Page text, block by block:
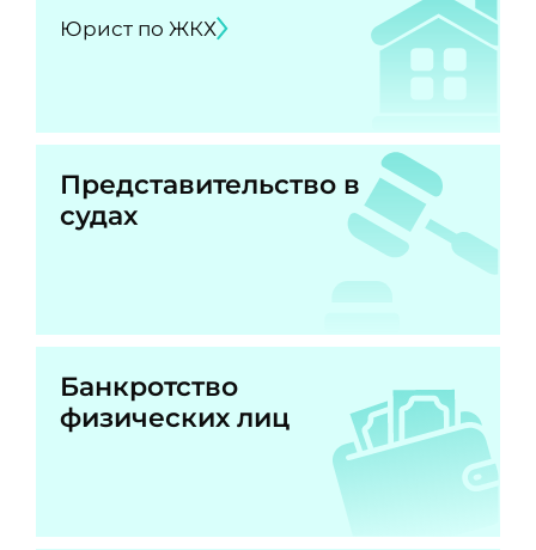
Юрист по ЖКХ
Представительство в
судах
Банкротство
физических лиц